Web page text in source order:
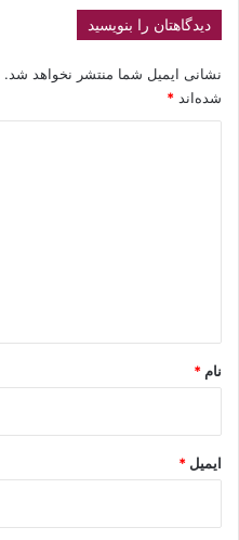
دیدگاهتان را بنویسید
نشانی ایمیل شما منتشر نخواهد شد.
شده‌اند *
نام *
ایمیل *